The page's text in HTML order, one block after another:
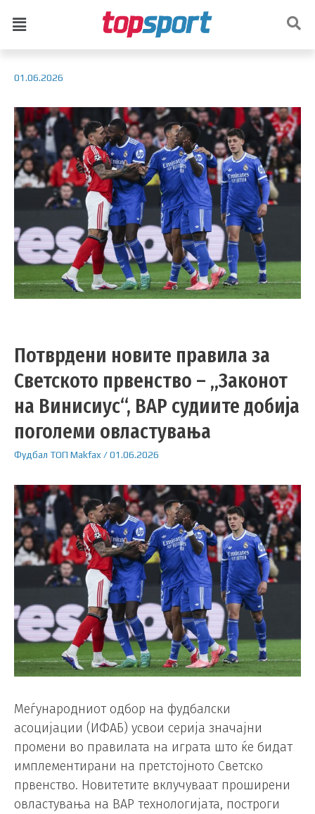
01.06.2026
Потврдени новите правила за
Светското првенство – „Законот
на Винисиус“, ВАР судиите добија
поголеми овластувања
Фудбал ТОП Makfax /01.06.2026
Меѓународниот одбор на фудбалски
асоцијации (ИФАБ) усвои серија значајни
промени во правилата на играта што ќе бидат
имплементирани на претстојното Светско
првенство. Новитетите вклучуваат проширени
овластувања на ВАР технологијата, построги